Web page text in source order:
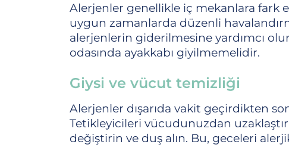
Alerjenler genellikle iç mekanlara fark
uygun zamanlarda düzenli
alerjenlerin giderilmesine yardımcı
odasında ayakkabı giyilmemelidir.
Giysi ve vücut temizliği
Alerjenler dışarıda vakit geçirdikten
Tetikleyicileri vücudunuzdan
değiştirin ve duş alın. Bu, geceleri